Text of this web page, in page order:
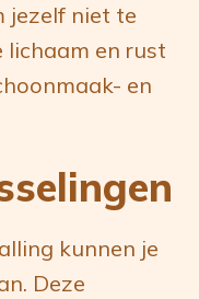
jezelf niet te
lichaam en rust
en
kunnen je
Deze